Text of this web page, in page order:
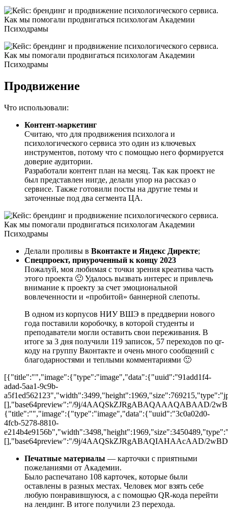
Продвижение
Что использовали:
Контент-маркетинг
Считаю, что для продвижения психолога и
психологического сервиса это один из ключевых
инструментов, потому что с помощью него формируется
доверие аудитории.
Разработали контент план на месяц. Так как проект не
был представлен нигде, делали упор на рассказ о
сервисе. Также готовили посты на другие темы и
заточенные под два сегмента ЦА.
Делали проливы в Вконтакте и Яндекс Директе;
Спецпроект, приуроченный к концу 2023
Пожалуй, моя любимая с точки зрения креатива часть
этого проекта 🙂 Удалось вызвать интерес и привлечь
внимание к проекту за счет эмоциональной
вовлеченности и «пробитой» баннерной слепоты.
В одном из корпусов НИУ ВШЭ в преддверии нового
года поставили коробочку, в которой студенты и
преподаватели могли оставить свои переживания. В
итоге за 3 дня получили 119 записок, 57 переходов по qr-
коду на группу Вконтакте и очень много сообщений с
благодарностями и теплыми комментариями 🙂
[{"title":"","image":{"type":"image","data":{"uuid":"91add1f4-
adad-5aa1-9c9b-
[],"base64preview":"/9j/4AAQSkZJRgABAQAAAQABAAD/
{"title":"","image":{"type":"image","data":{"uuid":"3c0a02d0-
4fcb-5278-8810-
[],"base64preview":"/9j/4AAQSkZJRgABAQIAHAAcAAD/
Печатные материалы — карточки с приятными
пожеланиями от Академии.
Было распечатано 108 карточек, которые были
оставлены в разных местах. Человек мог взять себе
любую понравившуюся, а с помощью QR-кода перейти
на лендинг. В итоге получили 23 перехода.